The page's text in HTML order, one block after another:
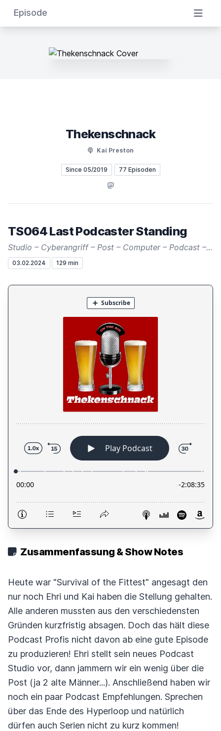
Episode
Thekenschnack
Kai Preston
Since 05/2019 77 Episoden
Mastodon
TS064 Last Podcaster Standing
Studio – Cyberangriff – Post – Computer – Podcast – Hyperloop – Serien
03.02.2024 129 min
Zusammenfassung & Show Notes
Heute war "Survival of the Fittest" angesagt den
nur noch Ehri und Kai haben die Stellung gehalten.
Alle anderen mussten aus den verschiedensten
Gründen kurzfristig absagen. Doch das hält diese
Podcast Profis nicht davon ab eine gute Episode
zu produzieren! Ehri stellt sein neues Podcast
Studio vor, dann jammern wir ein wenig über die
Post (ja 2 alte Männer...). Anschließend haben wir
noch ein paar Podcast Empfehlungen. Sprechen
über das Ende des Hyperloop und natürlich
dürfen auch Serien nicht zu kurz kommen!